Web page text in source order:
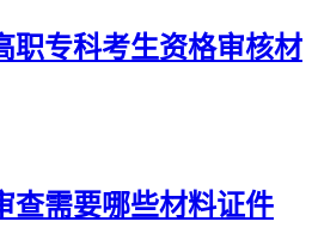
职专科考生资格审核材
查需要哪些材料证件